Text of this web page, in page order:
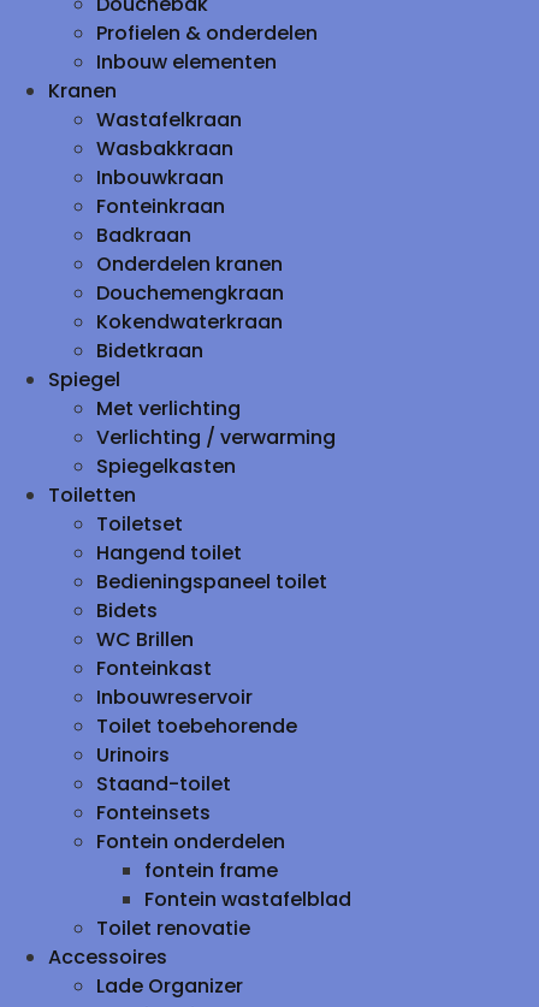
Profielen & onderdelen
Inbouw elementen
Kranen
Wastafelkraan
Wasbakkraan
Inbouwkraan
Fonteinkraan
Badkraan
Onderdelen kranen
Douchemengkraan
Kokendwaterkraan
Bidetkraan
Spiegel
Met verlichting
Verlichting / verwarming
Spiegelkasten
Toiletten
Toiletset
Hangend toilet
Bedieningspaneel toilet
Bidets
WC Brillen
Fonteinkast
Inbouwreservoir
Toilet toebehorende
Urinoirs
Staand-toilet
Fonteinsets
Fontein onderdelen
fontein frame
Fontein wastafelblad
Toilet renovatie
Accessoires
Lade Organizer